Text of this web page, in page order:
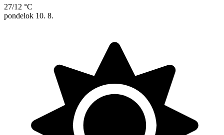
27/12 °C
pondelok 10. 8.